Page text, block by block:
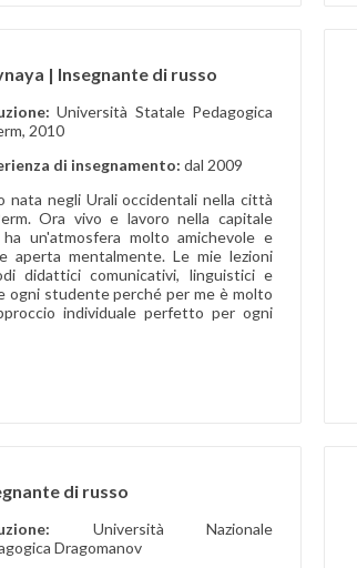
| Insegnante di russo
Università Statale Pedagogica
2010
di insegnamento: dal 2009
nata negli Urali occidentali nella città
Ora vivo e lavoro nella capitale
un'atmosfera molto amichevole e
aperta mentalmente. Le mie lezioni
didattici comunicativi, linguistici e
ogni studente perché per me è molto
individuale perfetto per ogni
di russo
Università Nazionale
Dragomanov